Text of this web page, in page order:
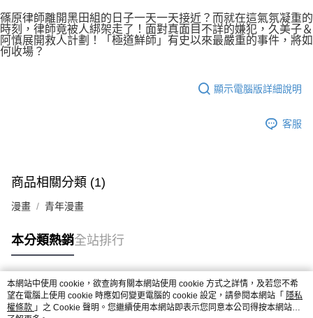
２．關於個人資料處理事宜，請瀏覽以下網址：
https://aftee.tw/terms/#terms3
３．未成年的使用者請事先徵得法定代理人或監護人之同意方可使用
「AFTEE先享後付」，若未經同意申辦者引起之損失，本公司不負相關責
時審查核予不同之上限額度；若仍有額度不足之情形，本公司將視審查結果
５．嚴禁一人註冊多個帳號或使用他人資訊註冊。若發現惡意使用之情形，
恩沛科技股份有限公司將有權停止該用戶之使用額度並採取法律行動。
每筆NT$80，滿NT$500(含以上)免運費
宅配
查看運費
篠原律師離開黑田組的日子一天一天接近？而就在這氣氛凝重的
時刻，律師竟被人綁架走了！面對真面目不詳的嫌犯，久美子＆
阿慎展開救人計劃！「極道鮮師」有史以來最嚴重的事件，將如
何收場？
顯示電腦版詳細說明
客服
商品相關分類 (1)
漫畫 青年漫畫
本分類熱銷全站排行
熱門標籤
本網站中使用 cookie，欲查詢有關本網站使用 cookie 方式之詳情，及若您不希
望在電腦上使用 cookie 時應如何變更電腦的 cookie 設定，請參閱本網站「 隱私
權條款 」之 Cookie 聲明。您繼續使用本網站即表示您同意本公司得按本網站使